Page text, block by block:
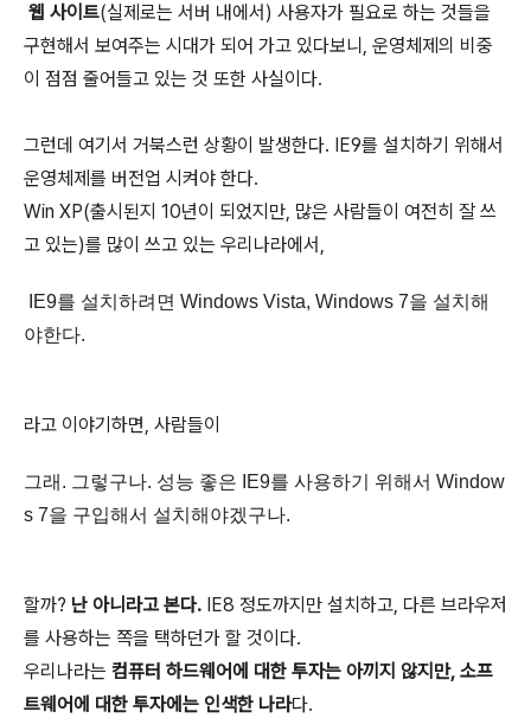
웹 사이트(실제로는 서버 내에서) 사용자가 필요로 하는 것들을
구현해서 보여주는 시대가 되어 가고 있다보니, 운영체제의 비중
이 점점 줄어들고 있는 것 또한 사실이다.
그런데 여기서 거북스런 상황이 발생한다. IE9를 설치하기 위해서
운영체제를 버전업 시켜야 한다.
Win XP(출시된지 10년이 되었지만, 많은 사람들이 여전히 잘 쓰
고 있는)를 많이 쓰고 있는 우리나라에서,
IE9를 설치하려면 Windows Vista, Windows 7을 설치해
야한다.
라고 이야기하면, 사람들이
그래. 그렇구나. 성능 좋은 IE9를 사용하기 위해서 Window
s 7을 구입해서 설치해야겠구나.
할까? 난 아니라고 본다. IE8 정도까지만 설치하고, 다른 브라우저
를 사용하는 쪽을 택하던가 할 것이다.
우리나라는 컴퓨터 하드웨어에 대한 투자는 아끼지 않지만, 소프
트웨어에 대한 투자에는 인색한 나라다.